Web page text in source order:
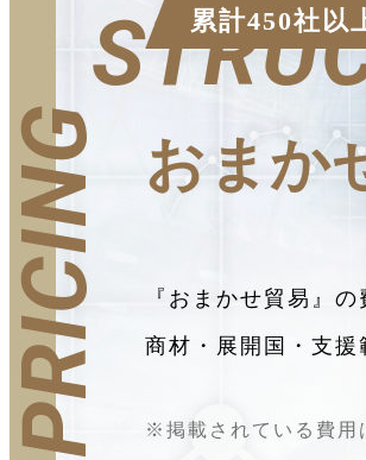
累計450社以
おまか
『おまかせ貿易』
商材・展開国・支援
※掲載されている費用
PRICING